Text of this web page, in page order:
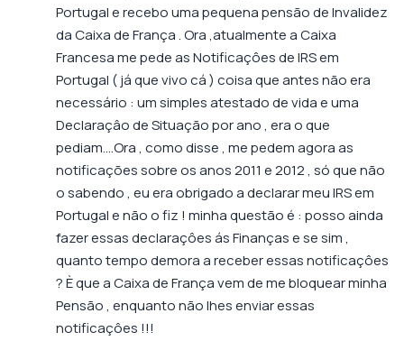
Portugal e recebo uma pequena pensão de Invalidez
da Caixa de França . Ora ,atualmente a Caixa
Francesa me pede as Notificaçôes de IRS em
Portugal ( já que vivo cá ) coisa que antes não era
necessário : um simples atestado de vida e uma
Declaraçâo de Situação por ano , era o que
pediam….Ora , como disse , me pedem agora as
notificações sobre os anos 2011 e 2012 , só que não
o sabendo , eu era obrigado a declarar meu IRS em
Portugal e não o fiz ! minha questão é : posso ainda
fazer essas declaraçôes ás Finanças e se sim ,
quanto tempo demora a receber essas notificaçôes
? È que a Caixa de França vem de me bloquear minha
Pensão , enquanto não lhes enviar essas
notificaçôes !!!